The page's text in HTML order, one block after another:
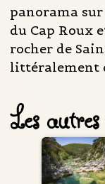
panorama
du Cap Roux
rocher de
littéralement
Les